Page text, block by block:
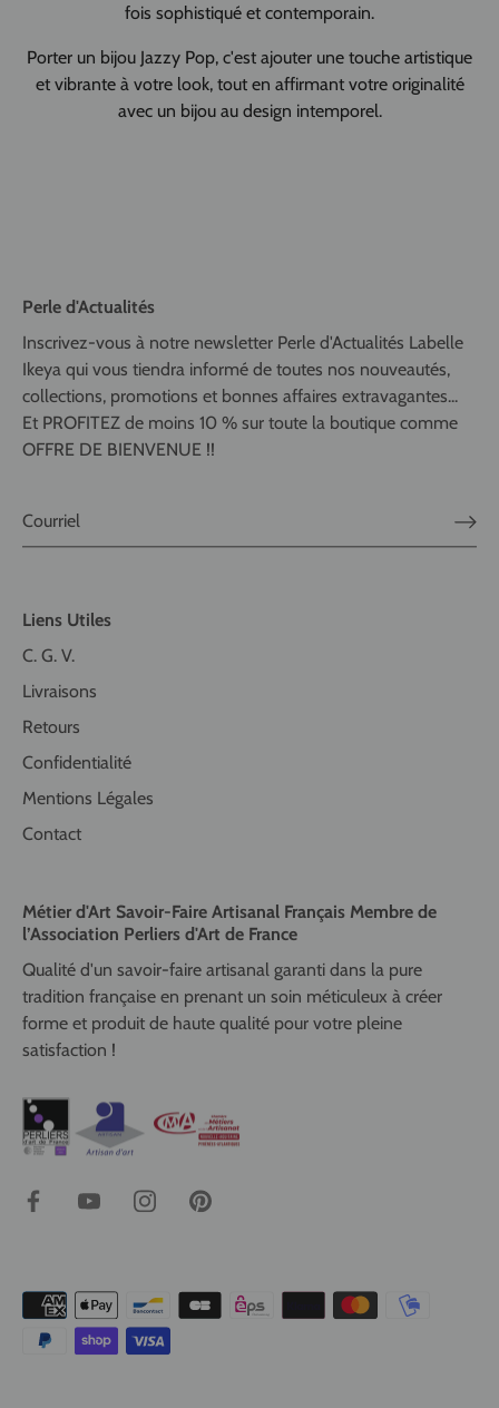
fois sophistiqué et contemporain.
Porter un bijou Jazzy Pop, c'est ajouter une touche artistique
et vibrante à votre look, tout en affirmant votre originalité
avec un bijou au design intemporel.
Perle d'Actualités
Inscrivez-vous à notre newsletter Perle d'Actualités Labelle
Ikeya qui vous tiendra informé de toutes nos nouveautés,
collections, promotions et bonnes affaires extravagantes...
Et PROFITEZ de moins 10 % sur toute la boutique comme
OFFRE DE BIENVENUE !!
Liens Utiles
C. G. V.
Livraisons
Retours
Confidentialité
Mentions Légales
Contact
Métier d'Art Savoir-Faire Artisanal Français Membre de
l’Association Perliers d'Art de France
Qualité d'un savoir-faire artisanal garanti dans la pure
tradition française en prenant un soin méticuleux à créer
forme et produit de haute qualité pour votre pleine
satisfaction !